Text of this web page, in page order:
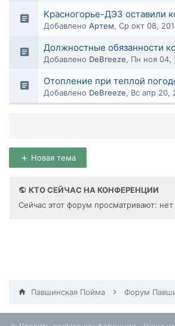
Красногорье-ДЭЗ оставили
Добавлено Артем, Ср окт 08,
Должностные обязанности
Добавлено DeBreeze, Пн ноя 04,
Отопление при теплой
Добавлено DeBreeze, Вс апр 20,
Новая тема
КТО СЕЙЧАС НА КОНФЕРЕНЦИИ
Сейчас этот форум просматривают:
Павшинская Пойма Форум